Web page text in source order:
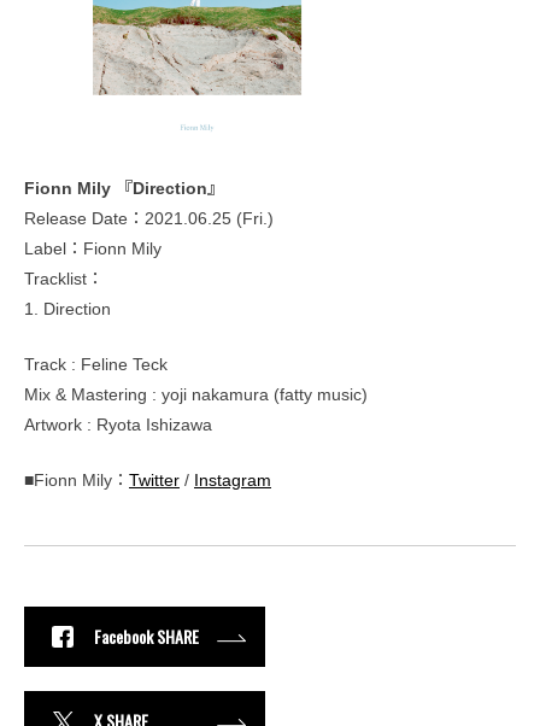
Fionn Mily 『Direction』
Release Date：2021.06.25 (Fri.)
Label：Fionn Mily
Tracklist：
1. Direction
Track : Feline Teck
Mix & Mastering : yoji nakamura (fatty music)
Artwork : Ryota Ishizawa
■Fionn Mily： Twitter / Instagram
Facebook SHARE